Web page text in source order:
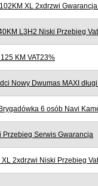
XL 2xdrzwi
L3H2 Niski Przebieg
KM VAT23%
Nowy Dwumas MAXI
6 osób Navi
Przebieg Serwis Gwarancja
2xdrzwi Niski Przebieg